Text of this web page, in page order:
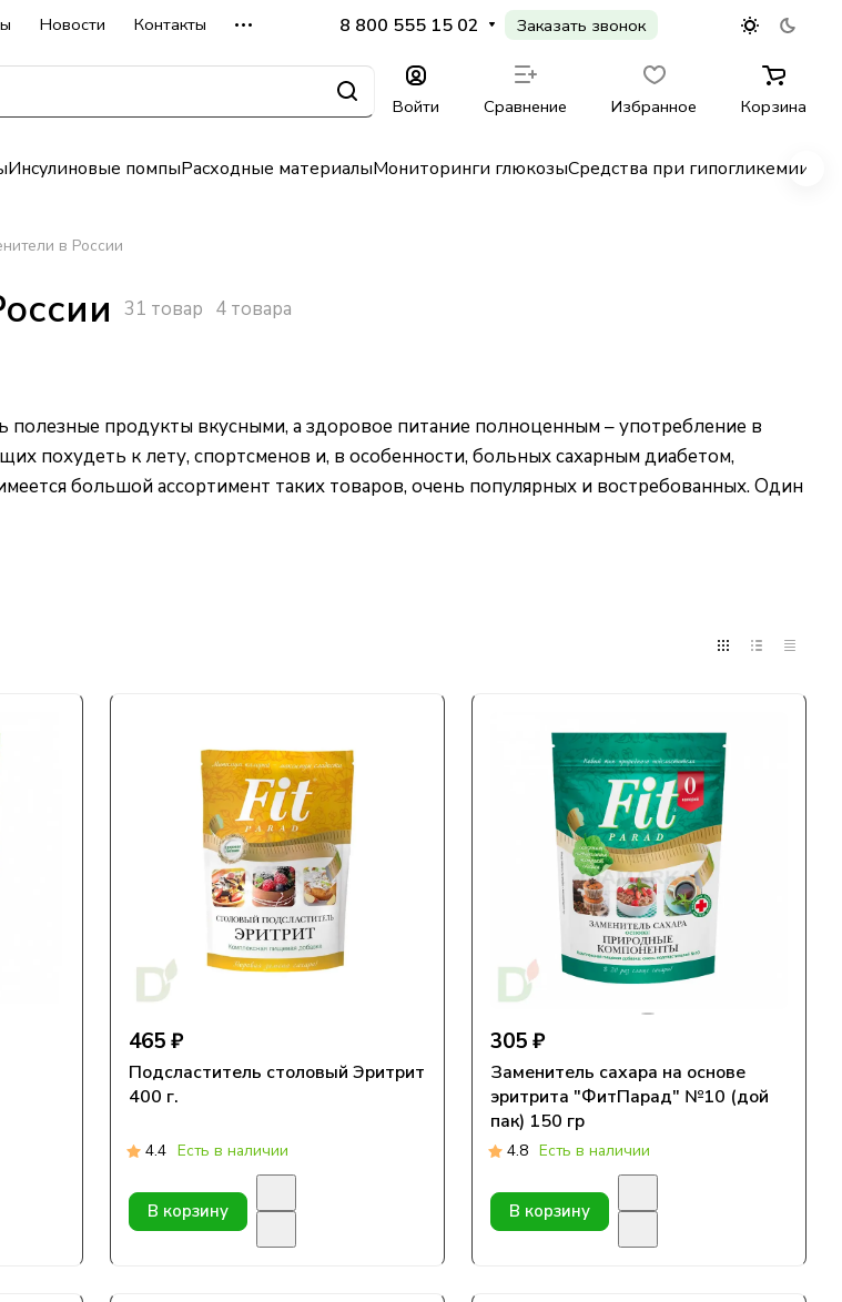
Новости Контакты 8 800 555 15 02 Заказать звонок
Войти Сравнение Избранное Корзина
Инсулиновые помпыРасходные материалыМониторинги глюкозыСредства при гипогликемии
в России
31 товар 4 товара
продукты вкусными, а здоровое питание полноценным – употребление в
похудеть к лету, спортсменов и, в особенности, больных сахарным диабетом,
большой ассортимент таких товаров, очень популярных и востребованных. Один
465 ₽
Подсластитель столовый Эритрит
400 г.
4.4 Есть в наличии
В корзину
305 ₽
Заменитель сахара на основе
эритрита "ФитПарад" №10 (дой
пак) 150 гр
4.8 Есть в наличии
В корзину